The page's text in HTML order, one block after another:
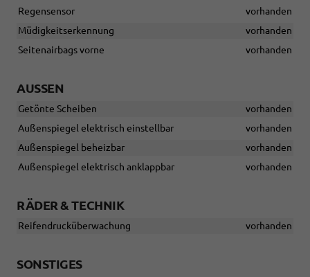
Regensensor
vorhanden
Müdigkeitserkennung
vorhanden
Seitenairbags vorne
vorhanden
AUSSEN
Getönte Scheiben
vorhanden
Außenspiegel elektrisch einstellbar
vorhanden
Außenspiegel beheizbar
vorhanden
Außenspiegel elektrisch anklappbar
vorhanden
RÄDER & TECHNIK
Reifendrucküberwachung vorhanden
SONSTIGES